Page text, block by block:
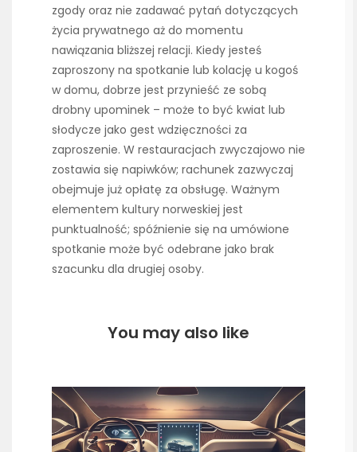
zgody oraz nie zadawać pytań dotyczących
życia prywatnego aż do momentu
nawiązania bliższej relacji. Kiedy jesteś
zaproszony na spotkanie lub kolację u kogoś
w domu, dobrze jest przynieść ze sobą
drobny upominek – może to być kwiat lub
słodycze jako gest wdzięczności za
zaproszenie. W restauracjach zwyczajowo nie
zostawia się napiwków; rachunek zazwyczaj
obejmuje już opłatę za obsługę. Ważnym
elementem kultury norweskiej jest
punktualność; spóźnienie się na umówione
spotkanie może być odebrane jako brak
szacunku dla drugiej osoby.
You may also like